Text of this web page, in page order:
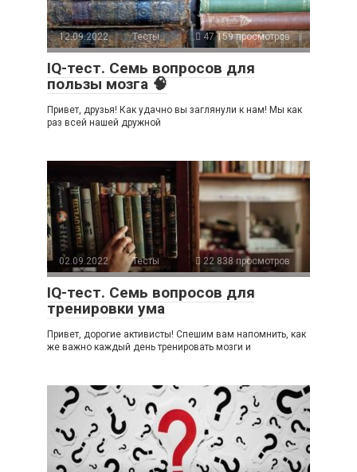
12.09.2022 Тесты 47 159 просмотров
IQ-тест. Семь вопросов для
пользы мозга 🧠
Привет, друзья! Как удачно вы заглянули к нам! Мы как
раз всей нашей дружной
02.09.2022 Тесты 22 838 просмотров
IQ-тест. Семь вопросов для
тренировки ума
Привет, дорогие активисты! Спешим вам напомнить, как
же важно каждый день тренировать мозги и